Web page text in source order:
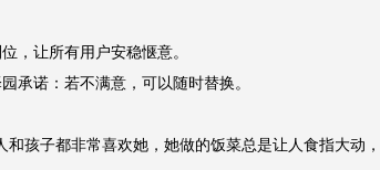
，让所有用户安稳惬意。
承诺：若不满意，可以随时替换。
孩子都非常喜欢她，她做的饭菜总是让人食指大动